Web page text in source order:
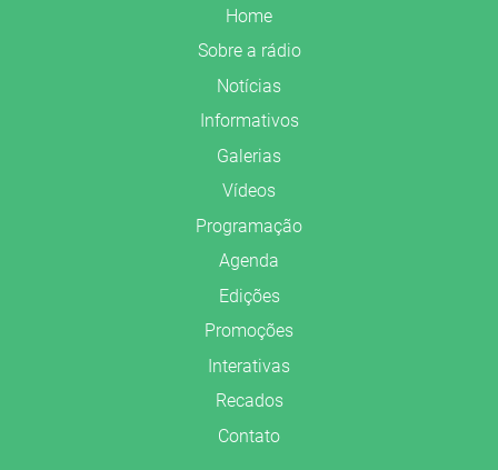
Home
Sobre a rádio
Notícias
Informativos
Galerias
Vídeos
Programação
Agenda
Edições
Promoções
Interativas
Recados
Contato